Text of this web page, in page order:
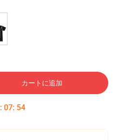
カートに追加
: 07: 53